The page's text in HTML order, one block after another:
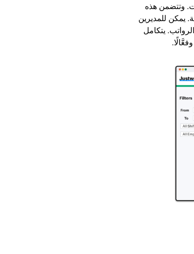
وتتضمن هذه
يمكن للمديرين
يتكامل